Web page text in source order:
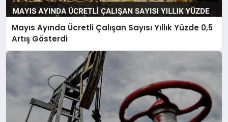
Mayıs Ayında Ücretli Çalışan Sayısı Yıllık Yüzde 0,5
Artış Gösterdi